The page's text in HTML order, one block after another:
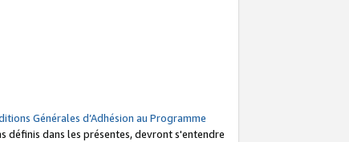
Générales d’Adhésion au Programme
définis dans les présentes, devront s'entendre